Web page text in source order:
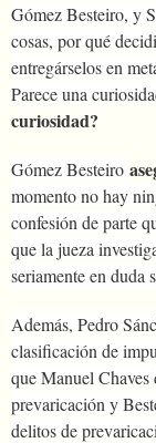
Gómez Besteiro, y
cosas, por qué
entregárselos en
Parece una
curiosidad?
Gómez Besteiro
momento no hay
confesión de parte
que la jueza
seriamente en duda
Además, Pedro
clasificación de
que Manuel
prevaricación y
delitos de